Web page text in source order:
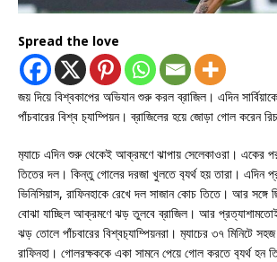
Spread the love
জয় দিয়ে বিশ্বকাপের অভিযান শুরু করল ব্রাজিল। এদিন
পাঁচবারের বিশ্ব চ‍্যাম্পিয়ন। ব্রাজিলের হয়ে জোড়া গোল করেন
ম‍্যাচে এদিন শুরু থেকেই আক্রমণে ঝাপায় সেলেকাওরা। একের
তিতের দল। কিন্তু গোলের দরজা খুলতে ব‍্যর্থ হয় তারা। এদিন
ভিনিসিয়াস, রাফিনহাকে রেখে দল সাজান কোচ তিতে। আর
বোঝা যাচ্ছিল আক্রমণে ঝড় তুলবে ব্রাজিল। আর
ঝড় তোলে পাঁচবারের বিশ্বচ‍্যাম্পিয়নরা। ম‍্যাচের ৩৭ মিনিটে
রাফিনহা। গোলরক্ষককে একা সামনে পেয়ে গোল করতে ব‍্যর্থ হন